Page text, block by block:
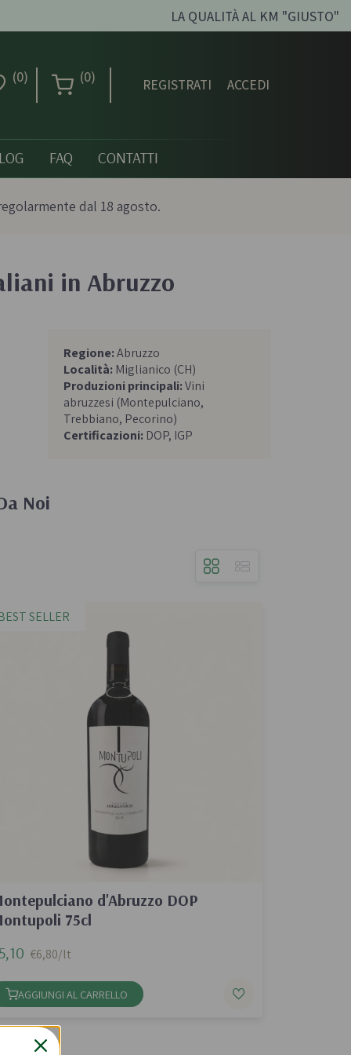
LA QUALITÀ AL KM "GIUSTO"
(0) (0) REGISTRATI ACCEDI
Creme dolci, confetture
Confetture bio
Miele italiano
FAQ CONTATTI
dal 18 agosto.
in Abruzzo
Regione:Abruzzo
Località: Miglianico (CH)
Produzioni principali:Vini
abruzzesi (Montepulciano,
Trebbiano, Pecorino)
Certificazioni: DOP, IGP
Noi
d'Abruzzo DOP
75cl
SELLER
€6,80/lt
AGGIUNGI AL CARRELLO